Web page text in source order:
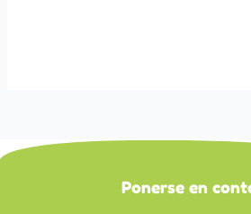
Ponerse en